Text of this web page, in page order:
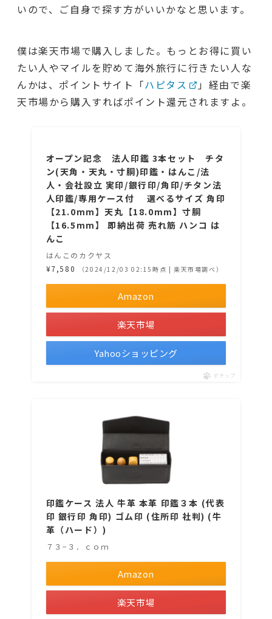
いので、ご自身で探す方がいいかなと思います。
僕は楽天市場で購入しました。もっとお得に買い
たい人やマイルを貯めて海外旅行に行きたい人な
んかは、ポイントサイト「ハピタス
」経由で楽
天市場から購入すればポイント還元されますよ。
オープン記念 法人印鑑 3本セット チタ
ン(天角・天丸・寸胴)印鑑・はんこ/法
人・会社設立 実印/銀行印/角印/チタン法
人印鑑/専用ケース付 選べるサイズ 角印
【21.0mm】天丸【18.0mm】寸胴
【16.5mm】 即納出荷 売れ筋 ハンコ は
んこ
はんこのカクヤス
¥7,580
（2024/12/03 02:15時点 | 楽天市場調べ）
Amazon
楽天市場
Yahooショッピング
ポチップ
印鑑ケース 法人 牛革 本革 印鑑３本 (代表
印 銀行印 角印) ゴム印 (住所印 社判) (牛
革（ハード）)
７３−３．ｃｏｍ
Amazon
楽天市場